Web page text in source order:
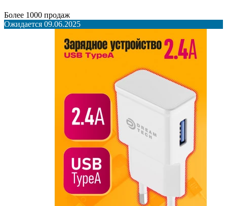
Более 1000 продаж
Ожидается 09.06.2025